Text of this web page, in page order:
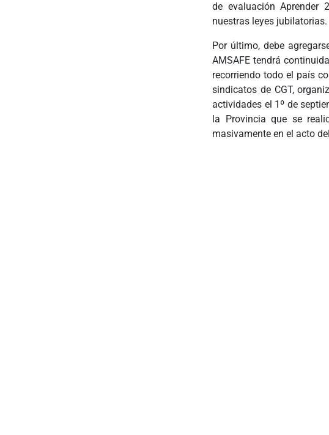
de evaluación Aprender
nuestras leyes jubilatorias.
Por último, debe
AMSAFE tendrá
recorriendo todo el país
sindicatos de CGT,
actividades el 1º de
la Provincia que se
masivamente en el acto